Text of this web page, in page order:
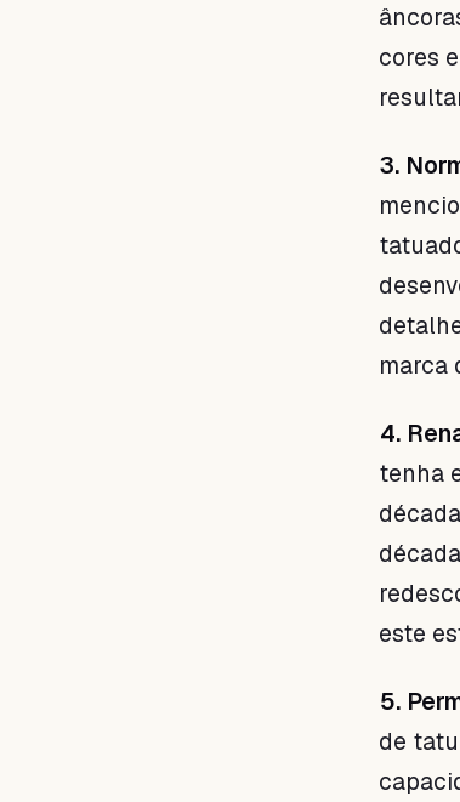
cores
3.
marca
4.
tenha
este
5.
de